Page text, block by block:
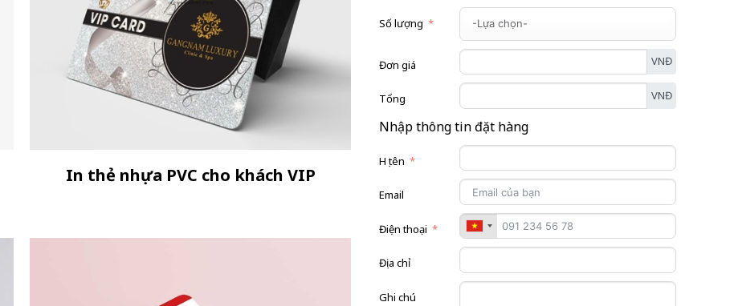
In thẻ nhựa PVC cho khách VIP
Số lượng
Đơn giá VNĐ
Tổng VNĐ
Nhập thông tin đặt hàng
Họ tên
Email
Điện thoại
Địa chỉ
Ghi chú